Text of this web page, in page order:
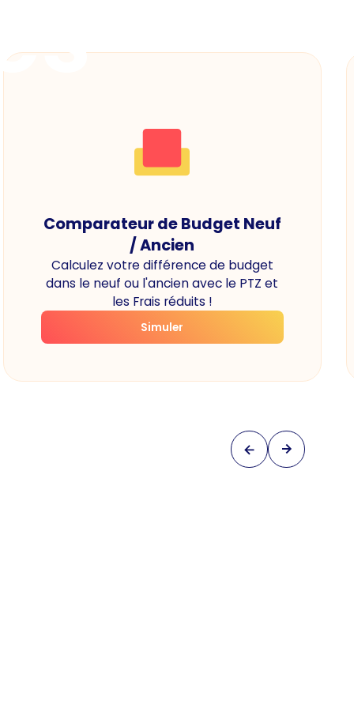
Comparateur de Budget Neuf
/ Ancien
Calculez votre différence de budget
dans le neuf ou l'ancien avec le PTZ et
les Frais réduits !
Simuler